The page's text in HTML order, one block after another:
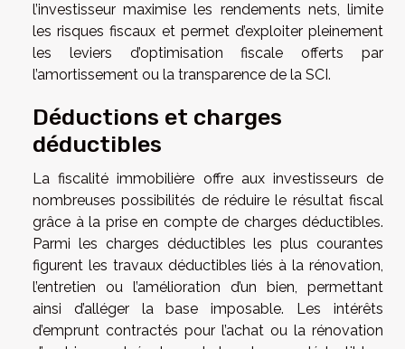
l’investisseur maximise les rendements nets, limite
les risques fiscaux et permet d’exploiter pleinement
les leviers d’optimisation fiscale offerts par
l’amortissement ou la transparence de la SCI.
Déductions et charges
déductibles
La fiscalité immobilière offre aux investisseurs de
nombreuses possibilités de réduire le résultat fiscal
grâce à la prise en compte de charges déductibles.
Parmi les charges déductibles les plus courantes
figurent les travaux déductibles liés à la rénovation,
l’entretien ou l’amélioration d’un bien, permettant
ainsi d’alléger la base imposable. Les intérêts
d’emprunt contractés pour l’achat ou la rénovation